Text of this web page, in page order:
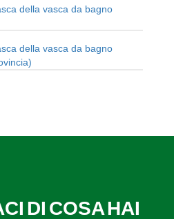
della vasca da bagno
della vasca da bagno
DI COSA HAI